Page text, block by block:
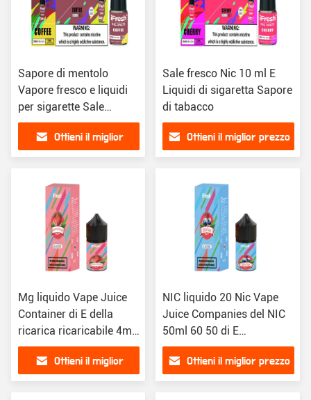
Sapore di mentolo
Vapore fresco e liquidi
per sigarette Sale
Ingrediente base Nic
Ottieni il miglior
Sale fresco Nic 10 ml E
Liquidi di sigaretta Sapore
di tabacco
Ottieni il miglior prezzo
Mg liquido Vape Juice
Container di E della
ricarica ricaricabile 4mg
40mg 48 della sigaretta
Ottieni il miglior
NIC liquido 20 Nic Vape
Juice Companies del NIC
50ml 60 50 di E
dell'assaggio riutilizzabile
della sigaretta
Ottieni il miglior prezzo